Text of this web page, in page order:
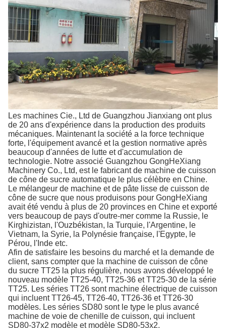
Les machines Cie., Ltd de Guangzhou Jianxiang ont plus
de 20 ans d'expérience dans la production des produits
mécaniques. Maintenant la société a la force technique
forte, l'équipement avancé et la gestion normative après
beaucoup d'années de lutte et d'accumulation de
technologie. Notre associé Guangzhou GongHeXiang
Machinery Co., Ltd, est le fabricant de machine de cuisson
de cône de sucre automatique le plus célèbre en Chine.
Le mélangeur de machine et de pâte lisse de cuisson de
cône de sucre que nous produisons pour GongHeXiang
avait été vendu à plus de 20 provinces en Chine et exporté
vers beaucoup de pays d'outre-mer comme la Russie, le
Kirghizistan, l'Ouzbékistan, la Turquie, l'Argentine, le
Vietnam, la Syrie, la Polynésie française, l'Egypte, le
Pérou, l'Inde etc.
Afin de satisfaire les besoins du marché et la demande de
client, sans compter que la machine de cuisson de cône
du sucre TT25 la plus régulière, nous avons développé le
nouveau modèle TT25-40, TT25-36 et TT25-30 de la série
TT25. Les séries TT26 sont machine électrique de cuisson
qui incluent TT26-45, TT26-40, TT26-36 et TT26-30
modèles. Les séries SD80 sont le type le plus avancé
machine de voie de chenille de cuisson, qui incluent
SD80-37x2 modèle et modèle SD80-53x2.